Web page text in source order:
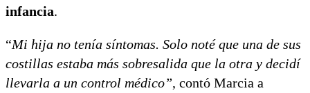
infancia.
“Mi hija no tenía síntomas. Solo noté que una de sus
costillas estaba más sobresalida que la otra y decidí
llevarla a un control médico”, contó Marcia a